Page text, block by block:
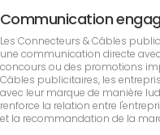
Communication
Les Connecteurs & Câbles
une communication directe
concours ou des promotions
Câbles publicitaires, les
avec leur marque de manière
renforce la relation entre
et la recommandation de la